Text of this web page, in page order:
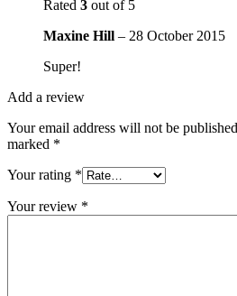
Rated 3 out of 5
Maxine Hill – 28 October 2015
Super!
Add a review
Your email address will not be
marked *
Your rating *
Your review *